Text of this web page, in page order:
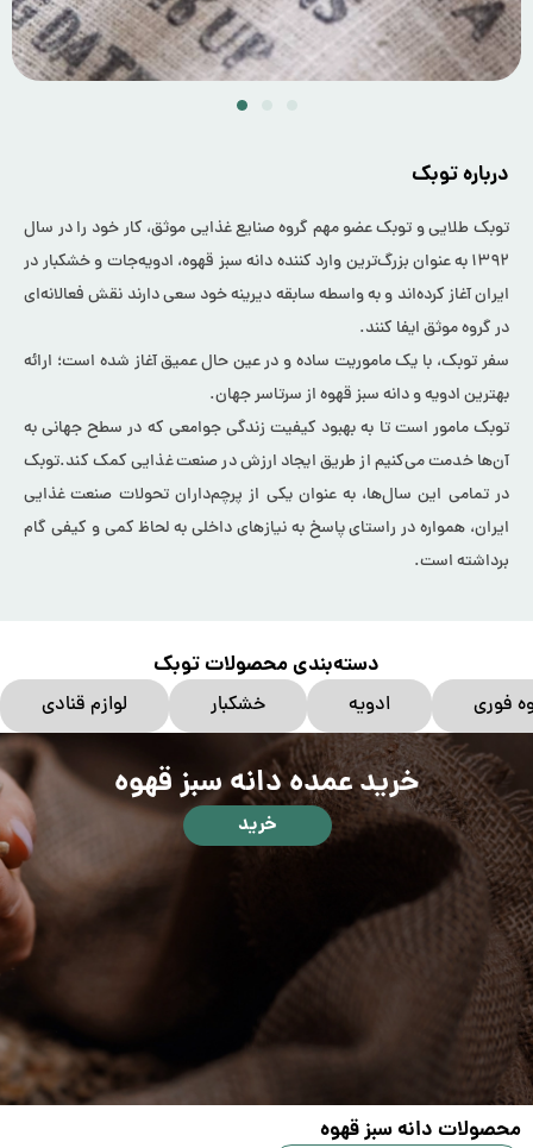
درباره توبک
توبک طلایی و توبک عضو مهم گروه صنایع غذایی موثق، کار خود را در سال
۱۳۹۲ به عنوان بزرگ‌ترین وارد کننده دانه سبز قهوه، ادویه‌جات و خشکبار در
ایران آغاز کرده‌اند و به واسطه سابقه دیرینه خود سعی دارند نقش فعالانه‌ای
در گروه موثق ایفا کنند.
سفر توبک، با یک ماموریت ساده و در عین حال عمیق آغاز شده است؛ ارائه
بهترین ادویه و دانه سبز قهوه از سرتاسر جهان.
توبک مامور است تا به بهبود کیفیت زندگی جوامعی که در سطح جهانی به
آن‌ها خدمت می‌کنیم از طریق ایجاد ارزش در صنعت غذایی کمک کند.توبک
در تمامی این سال‌ها، به عنوان یکی از پرچم‌داران تحولات صنعت غذایی
ایران، همواره در راستای پاسخ به نیازهای داخلی به لحاظ کمی و کیفی گام
برداشته است.
دسته‌بندی محصولات توبک
فوری ادویه خشکبار لوازم قنادی
خرید عمده دانه سبز قهوه
خرید
محصولات دانه سبز قهوه